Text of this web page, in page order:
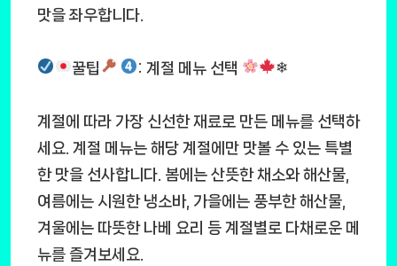
맛을 좌우합니다.
꿀팁 : 계절 메뉴 선택 ❄
계절에 따라 가장 신선한 재료로 만든 메뉴를 선택하
세요. 계절 메뉴는 해당 계절에만 맛볼 수 있는 특별
한 맛을 선사합니다. 봄에는 산뜻한 채소와 해산물,
여름에는 시원한 냉소바, 가을에는 풍부한 해산물,
겨울에는 따뜻한 나베 요리 등 계절별로 다채로운 메
뉴를 즐겨보세요.